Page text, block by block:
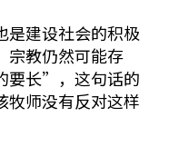
建设社会的积极
宗教仍然可能存
要长”，这句话的
牧师没有反对这样